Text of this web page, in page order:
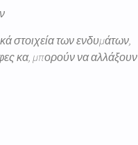
στοιχεία των ενδυμάτων,
κα, μπορούν να αλλάξουν